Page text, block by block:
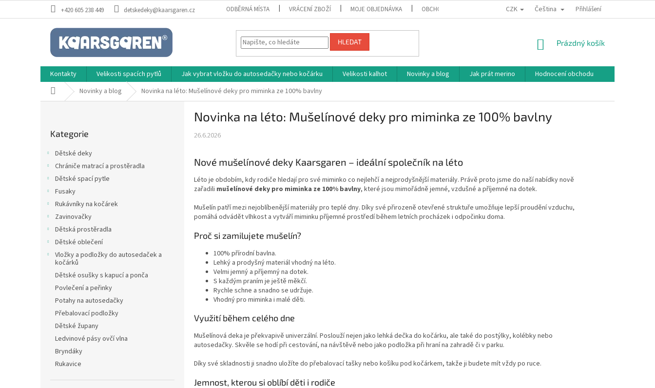
+420 605 238 449 detskedeky@kaarsgaren.cz ODBĚRNÁ MÍSTA VRÁCENÍ ZBOŽÍ MOJE OBJEDNÁVKA OBCHODNÍ PODMÍNKY PODMÍNKY OCHRANY OSOBNÍCH ÚDAJŮ
CZK Čeština Přihlášení
HLEDAT
NÁKUPNÍ
Prázdný košík
Kontakty Velikosti spacích pytlů Jak vybrat vložku do autosedačky nebo kočárku Velikosti kalhot Novinky a blog Jak prát merino
Hodnocení obchodu
Domů Novinky a blog Novinka na léto: Mušelínové deky pro miminka ze 100% bavlny
kategorie
Kategorie
Dětské deky
Chrániče matrací a prostěradla
Dětské spací pytle
Fusaky
Rukávníky na kočárek
Zavinovačky
Dětská prostěradla
Dětské oblečení
Vložky a podložky do autosedaček a
kočárků
Dětské osušky s kapucí a ponča
Povlečení a peřinky
Potahy na autosedačky
Přebalovací podložky
Dětské župany
Ledvinové pásy ovčí vlna
Bryndáky
Rukavice
Novinka na léto: Mušelínové deky pro miminka ze 100% bavlny
26.6.2026
Nové mušelínové deky Kaarsgaren – ideální společník na léto
Léto je obdobím, kdy rodiče hledají pro své miminko co nejlehčí a nejprodyšnější materiály. Právě proto jsme do naší nabídky nově
zařadili mušelínové deky pro miminka ze 100% bavlny, které jsou mimořádně jemné, vzdušné a příjemné na dotek.
Mušelín patří mezi nejoblíbenější materiály pro teplé dny. Díky své přirozeně otevřené struktuře umožňuje lepší proudění vzduchu,
pomáhá odvádět vlhkost a vytváří miminku příjemné prostředí během letních procházek i odpočinku doma.
Proč si zamilujete mušelín?
100% přírodní bavlna.
Lehký a prodyšný materiál vhodný na léto.
Velmi jemný a příjemný na dotek.
S každým praním je ještě měkčí.
Rychle schne a snadno se udržuje.
Vhodný pro miminka i malé děti.
Využití během celého dne
Mušelínová deka je překvapivě univerzální. Poslouží nejen jako lehká dečka do kočárku, ale také do postýlky, kolébky nebo
autosedačky. Skvěle se hodí při cestování, na návštěvě nebo jako podložka při hraní na zahradě či v parku.
Díky své skladnosti ji snadno uložíte do přebalovací tašky nebo košíku pod kočárkem, takže ji budete mít vždy po ruce.
Jemnost, kterou si oblíbí děti i rodiče